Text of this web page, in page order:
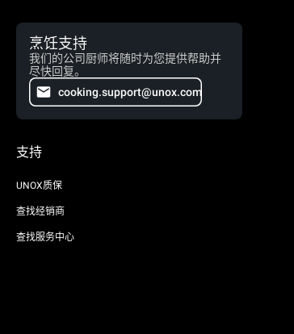
烹饪支持
我们的公司厨师将随时为您提供帮助并
尽快回复。
cooking.support@unox.com
支持
UNOX质保
查找经销商
查找服务中心